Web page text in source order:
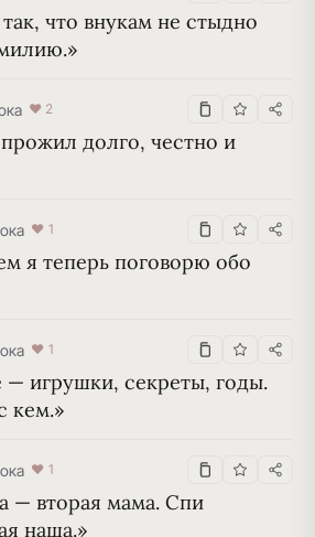
что внукам не стыдно
♥ 2
долго, честно и
♥ 1
я теперь поговорю обо
♥ 1
игрушки, секреты, годы.
кем.»
♥ 1
— вторая мама. Спи
наша.»